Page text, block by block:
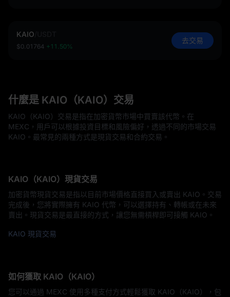
KAIO
$0.01764 +11.50%
去交易
什麼是 KAIO（KAIO）交易
KAIO（KAIO）交易是指在加密貨幣市場中買賣該代幣。在
MEXC，用戶可以根據投資目標和風險偏好，透過不同的市場交易
KAIO。最常見的兩種方式是現貨交易和合約交易。
KAIO（KAIO）現貨交易
加密貨幣現貨交易是指以目前市場價格直接買入或賣出 KAIO。交易
完成後，您將實際擁有 KAIO 代幣，可以選擇持有、轉帳或在未來
賣出。現貨交易是最直接的方式，讓您無需槓桿即可接觸 KAIO。
KAIO 現貨交易
如何獲取 KAIO（KAIO）
您可以通過 MEXC 使用多種支付方式輕鬆獲取 KAIO（KAIO），包